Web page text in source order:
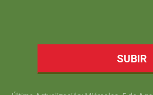
SUBIR